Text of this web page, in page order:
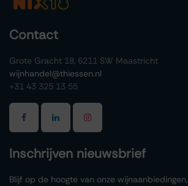
Contact
Grote Gracht 18, 6211 SW Maastricht
wijnhandel@thiessen.nl
+31 43 325 13 55
Inschrijven nieuwsbrief
Blijf op de hoogte van onze wijnaanbiedingen,